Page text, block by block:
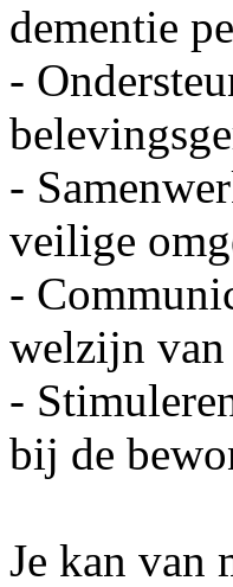
dementie
-
-
veilige
-
welzijn van
-
bij de
Je kan van